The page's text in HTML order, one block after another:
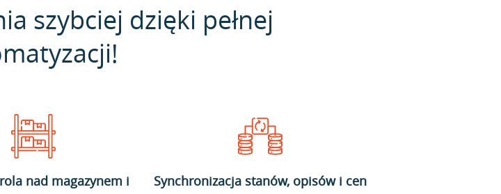
szybciej dzięki pełnej
nad magazynem i
Synchronizacja stanów, opisów i cen